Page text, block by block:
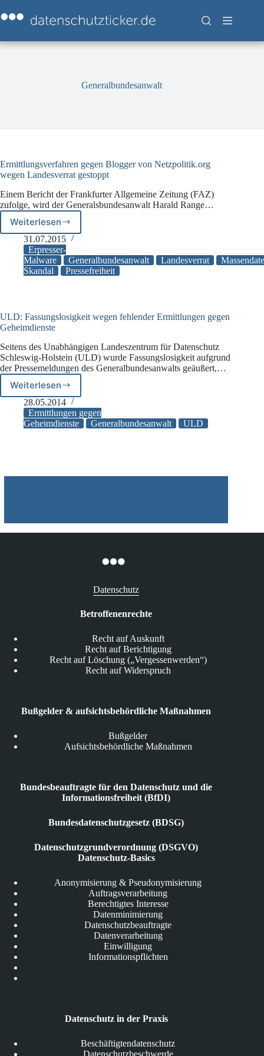
Inhalt
springen
Generalbundesanwalt
Ermittlungsverfahren gegen Blogger von Netzpolitik.org
wegen Landesverrat gestoppt
Einem Bericht der Frankfurter Allgemeine Zeitung (FAZ)
zufolge, wird der Generalsbundesanwalt Harald Range…
WeiterlesenErmittlungsverfahren
gegen
Blogger
von
Netzpolitik.org
31.07.2015
Erpresser-
Malware
Generalbundesanwalt Landesverrat
Skandal
Pressefreiheit
ULD: Fassungslosigkeit wegen fehlender Ermittlungen gegen
Geheimdienste
Seitens des Unabhängigen Landeszentrum für Datenschutz
Schleswig-Holstein (ULD) wurde Fassungslosigkeit aufgrund
der Pressemeldungen des Generalbundesanwalts geäußert,…
Weiterlesen
ULD:
Fassungslosigkeit
wegen
fehlender
28.05.2014
Ermittlungen gegen
Geheimdienste
Generalbundesanwalt ULD
Datenschutz
Betroffenenrechte
Recht auf Auskunft
Recht auf Berichtigung
Recht auf Löschung („Vergessenwerden“)
Recht auf Widerspruch
Bußgelder & aufsichtsbehördliche Maßnahmen
Bußgelder
Aufsichtsbehördliche Maßnahmen
Bundesbeauftragte für den Datenschutz und die
Informationsfreiheit (BfDI)
Bundesdatenschutzgesetz (BDSG)
Datenschutzgrundverordnung (DSGVO)
Datenschutz-Basics
Anonymisierung & Pseudonymisierung
Auftragsverarbeitung
Berechtigtes Interesse
Datenminimierung
Datenschutzbeauftragte
Datenverarbeitung
Einwilligung
Informationspflichten
Datenschutz in der Praxis
Beschäftigtendatenschutz
Datenschutzbeschwerde